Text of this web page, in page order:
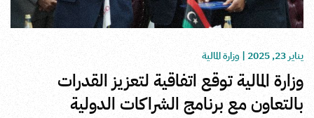
يناير 23, 2025 |وزارة المالية
وزارة المالية توقع اتفاقية لتعزيز القدرات
بالتعاون مع برنامج الشراكات الدولية